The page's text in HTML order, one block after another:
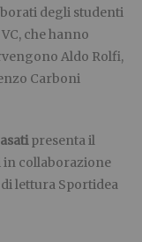
degli studenti
che hanno
Aldo Rolfi,
Carboni
presenta il
in collaborazione
lettura Sportidea